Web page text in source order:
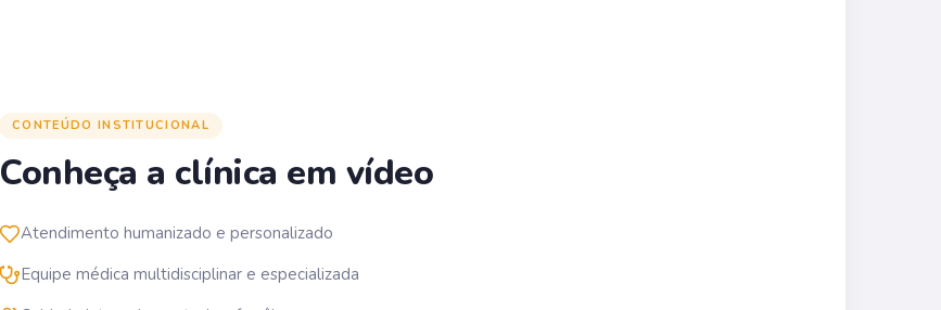
CONTEÚDO INSTITUCIONAL
Conheça a clínica em vídeo
Atendimento humanizado e personalizado
Equipe médica multidisciplinar e especializada